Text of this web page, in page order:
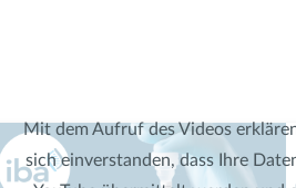
Mit dem Aufruf des Videos
sich einverstanden, dass Ihre